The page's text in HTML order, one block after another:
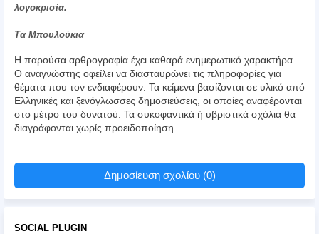
λογοκρισία.
Τα Μπουλούκια
Η παρούσα αρθρογραφία έχει καθαρά ενημερωτικό χαρακτήρα.
Ο αναγνώστης οφείλει να διασταυρώνει τις πληροφορίες για
θέματα που τον ενδιαφέρουν. Τα κείμενα βασίζονται σε υλικό από
Ελληνικές και ξενόγλωσσες δημοσιεύσεις, οι οποίες αναφέρονται
στο μέτρο του δυνατού. Τα συκοφαντικά ή υβριστικά σχόλια θα
διαγράφονται χωρίς προειδοποίηση.
Δημοσίευση σχολίου (0)
SOCIAL PLUGIN